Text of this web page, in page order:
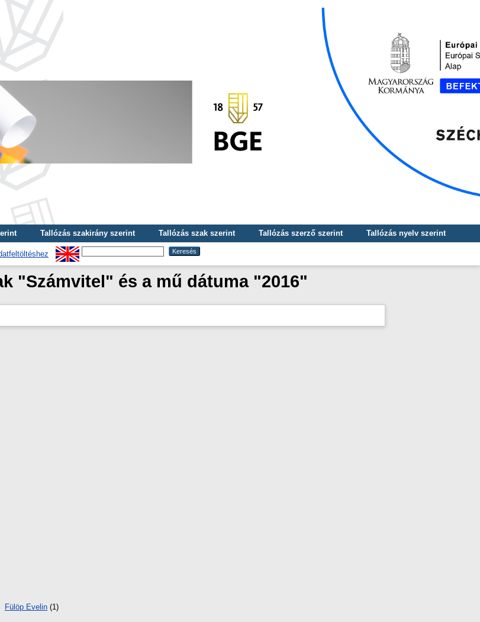
Tallózás szakirány szerint Tallózás szak szerint Tallózás szerző szerint
Tallózás nyelv szerint
"Számvitel" és a mű dátuma "2016"
Fülöp Evelin (1)